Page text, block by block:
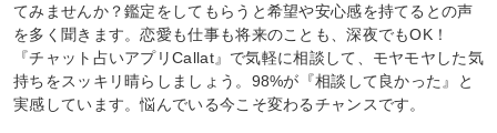
てみませんか？鑑定をしてもらうと希望や安心感を持てるとの声
を多く聞きます。恋愛も仕事も将来のことも、深夜でもOK！
『チャット占いアプリCallat』で気軽に相談して、モヤモヤした気
持ちをスッキリ晴らしましょう。98%が『相談して良かった』と
実感しています。悩んでいる今こそ変わるチャンスです。